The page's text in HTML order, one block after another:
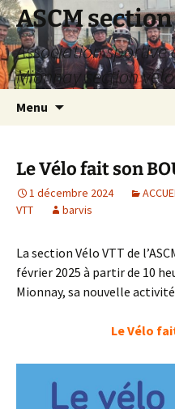
Aller
au
contenu
ASCM
Association
Mionnay section
Menu
Le Vélo fait son
1 décembre 2024
VTT
barvis
La section Vélo VTT de
février 2025 à partir de 10
Mionnay, sa nouvelle
Le Vélo